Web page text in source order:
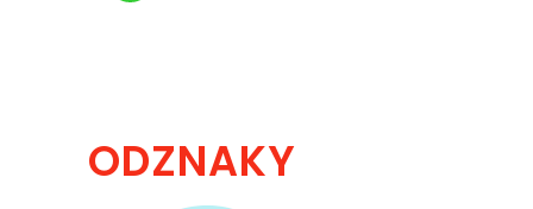
ODZNAKY